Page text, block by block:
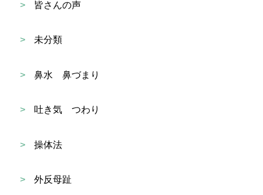
> 皆さんの声
> 未分類
> 鼻水 鼻づまり
> 吐き気 つわり
> 操体法
> 外反母趾